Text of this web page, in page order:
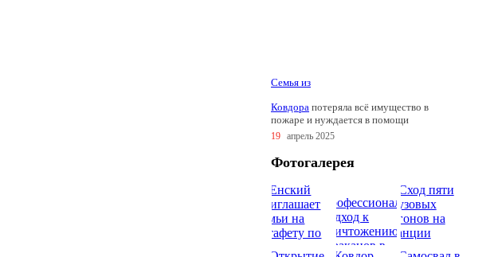
Семья из
Ковдора потеряла всё имущество в
пожаре и нуждается в помощи
19 апрель 2025
Фотогалерея